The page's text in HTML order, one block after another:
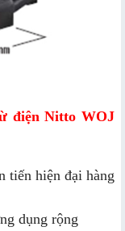
điện Nitto WOJ
tiến hiện đại hàng
dụng rộng